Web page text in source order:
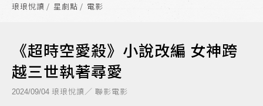
琅琅悅讀 星劇點 電影
《超時空愛殺》小說改編 女神跨
越三世執著尋愛
2024/09/04 琅琅悅讀／ 聯影電影